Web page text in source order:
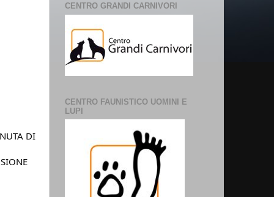
DI
CENTRO GRANDI CARNIVORI
CENTRO FAUNISTICO UOMINI E
LUPI